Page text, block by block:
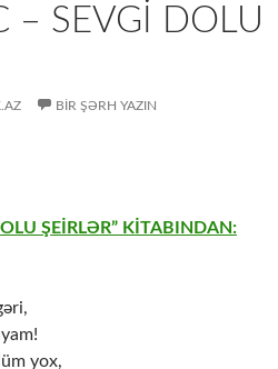
– SEVGI DOLU
BIR ŞƏRH YAZIN
ŞEİRLƏR” KİTABINDAN:
yox,